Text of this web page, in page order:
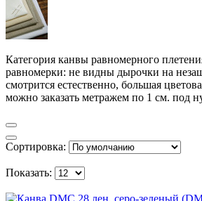
Категория канвы равномерного
равномерки: не видны дырочки на
смотрится естественно, большая
можно заказать метражем по 1 см. под
Сортировка:
Показать: